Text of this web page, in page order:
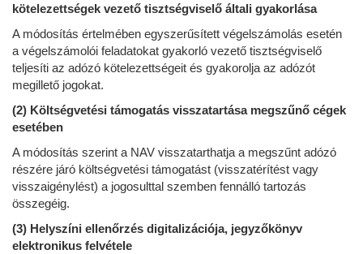
kötelezettségek vezető tisztségviselő általi gyakorlása
A módosítás értelmében egyszerűsített végelszámolás esetén
a végelszámolói feladatokat gyakorló vezető tisztségviselő
teljesíti az adózó kötelezettségeit és gyakorolja az adózót
megillető jogokat.
(2) Költségvetési támogatás visszatartása megszűnő cégek
esetében
A módosítás szerint a NAV visszatarthatja a megszűnt adózó
részére járó költségvetési támogatást (visszatérítést vagy
visszaigénylést) a jogosulttal szemben fennálló tartozás
összegéig.
(3) Helyszíni ellenőrzés digitalizációja, jegyzőkönyv
elektronikus felvétele